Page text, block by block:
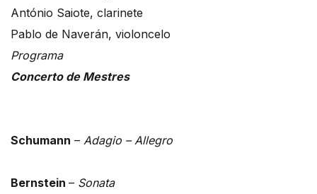
António Saiote, clarinete
Pablo de Naverán, violoncelo
Programa
Concerto de Mestres
Schumann – Adagio – Allegro
Bernstein – Sonata